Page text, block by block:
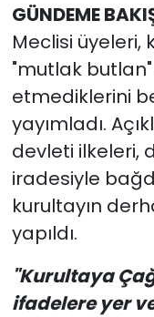
GÜNDEME
Meclisi üyeleri,
"mutlak butlan"
etmediklerini
yayımladı.
devleti ilkeleri,
iradesiyle
kurultayın
yapıldı.
"Kurultaya
ifadelere yer
YEREL
Yurt